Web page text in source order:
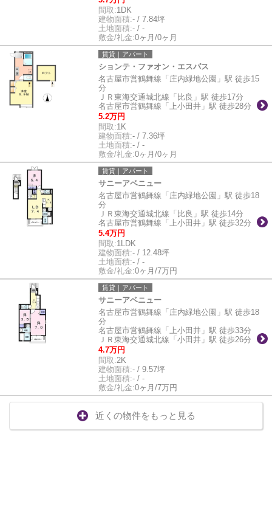
間取:1DK
建物面積:- / 7.84坪
土地面積:- / -
敷金/礼金:0ヶ月/0ヶ月
賃貸｜アパート
ションテ・ファオン・エスパス
名古屋市営鶴舞線「庄内緑地公園」駅 徒歩15
分
ＪＲ東海交通城北線「比良」駅 徒歩17分
名古屋市営鶴舞線「上小田井」駅 徒歩28分
5.2万円
間取:1K
建物面積:- / 7.36坪
土地面積:- / -
敷金/礼金:0ヶ月/0ヶ月
賃貸｜アパート
サニーアベニュー
名古屋市営鶴舞線「庄内緑地公園」駅 徒歩18
分
ＪＲ東海交通城北線「比良」駅 徒歩14分
名古屋市営鶴舞線「上小田井」駅 徒歩32分
5.4万円
間取:1LDK
建物面積:- / 12.48坪
土地面積:- / -
敷金/礼金:0ヶ月/7万円
賃貸｜アパート
サニーアベニュー
名古屋市営鶴舞線「庄内緑地公園」駅 徒歩18
分
名古屋市営鶴舞線「上小田井」駅 徒歩33分
ＪＲ東海交通城北線「小田井」駅 徒歩26分
4.7万円
間取:2K
建物面積:- / 9.57坪
土地面積:- / -
敷金/礼金:0ヶ月/7万円
近くの物件をもっと見る